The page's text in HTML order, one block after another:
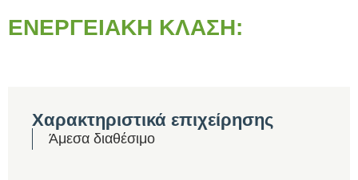
ΕΝΕΡΓΕΙΑΚΉ ΚΛΆΣΗ:
Χαρακτηριστικά επιχείρησης
Άμεσα διαθέσιμο